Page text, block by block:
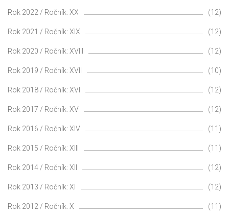
Rok 2022 / Ročník: XX (12)
Rok 2021 / Ročník: XIX (12)
Rok 2020 / Ročník: XVIII (12)
Rok 2019 / Ročník: XVII (10)
Rok 2018 / Ročník: XVI (12)
Rok 2017 / Ročník: XV (12)
Rok 2016 / Ročník: XIV (11)
Rok 2015 / Ročník: XIII (11)
Rok 2014 / Ročník: XII (12)
Rok 2013 / Ročník: XI (12)
Rok 2012 / Ročník: X (11)